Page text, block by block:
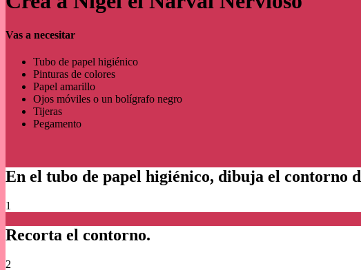
Vas a necesitar
Tubo de papel higiénico
Pinturas de colores
Papel amarillo
Ojos móviles o un bolígrafo negro
Tijeras
Pegamento
En el tubo de papel higiénico, dibuja el contorno
1
Recorta el contorno.
2